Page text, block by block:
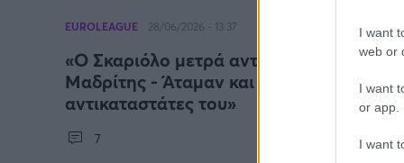
I want
web or
I want
or app.
I want
EUROLEAGUE 28/06/2026 - 13:37
«Ο Σκαριόλο μετρά αντίστροφα στον
Μαδρίτης - Άταμαν και Σφαιρόπουλος
αντικαταστάτες του»
7